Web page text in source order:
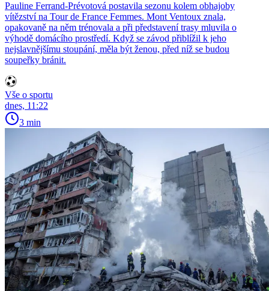
Pauline Ferrand-Prévotová postavila sezonu kolem obhajoby
vítězství na Tour de France Femmes. Mont Ventoux znala,
opakovaně na něm trénovala a při představení trasy mluvila o
výhodě domácího prostředí. Když se závod přiblížil k jeho
nejslavnějšímu stoupání, měla být ženou, před níž se budou
soupeřky bránit.
Vše o sportu
dnes, 11:22
3 min